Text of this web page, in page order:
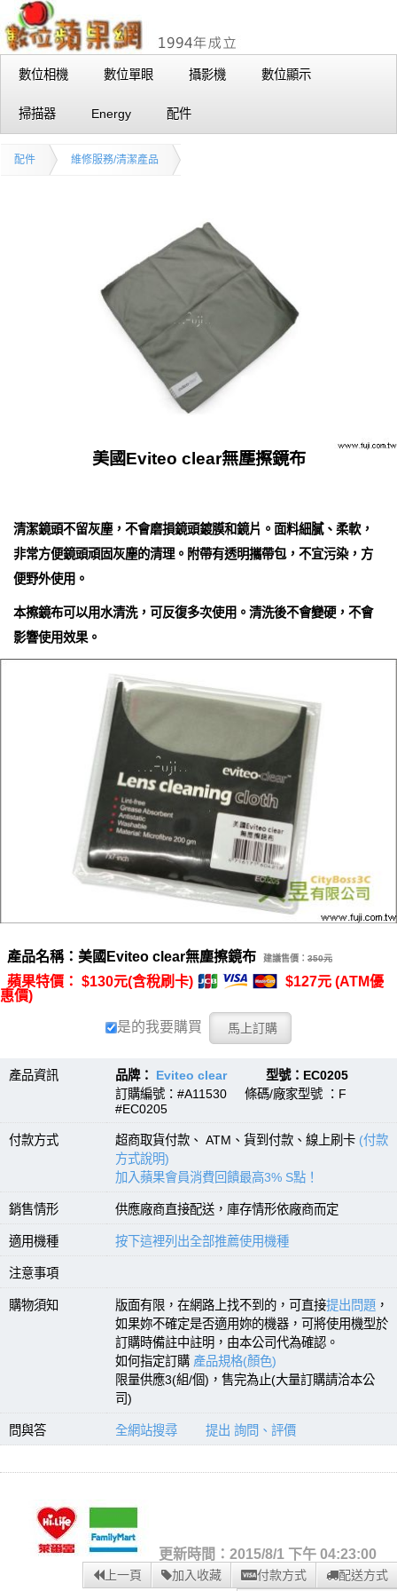
數位相機 數位單眼 攝影機 數位顯示
掃描器 Energy 配件
配件 維修服務/清潔產品
美國Eviteo clear無塵擦鏡布
清潔鏡頭不留灰塵，不會磨損鏡頭鍍膜和鏡片。面料細膩、柔軟，
非常方便鏡頭頑固灰塵的清理。附帶有透明攜帶包，不宜污染，方
便野外使用。
本擦鏡布可以用水清洗，可反復多次使用。清洗後不會變硬，不會
影響使用效果。
產品名稱：美國Eviteo clear無塵擦鏡布 建議售價： 350元
蘋果特價： $130元(含稅刷卡)
$127元 (ATM優
惠價)
是的我要購買
產品資訊 品牌： Eviteo clear型號：EC0205
訂購編號：#A11530 條碼/廠家型號 ：F
#EC0205
付款方式 超商取貨付款、 ATM、貨到付款、線上刷卡 (付款
方式說明)
加入蘋果會員消費回饋最高3% S點！
銷售情形 供應廠商直接配送，庫存情形依廠商而定
適用機種 按下這裡列出全部推薦使用機種
注意事項
購物須知 版面有限，在網路上找不到的，可直接提出問題 ，
如果妳不確定是否適用妳的機器，可將使用機型於
訂購時備註中註明，由本公司代為確認。
如何指定訂購 產品規格(顏色)
限量供應3(組/個)，售完為止(大量訂購請洽本公
司)
問與答 全網站搜尋 提出 詢問、評價
更新時間：2015/8/1 下午 04:23:00
上一頁 加入收藏 付款方式 配送方式